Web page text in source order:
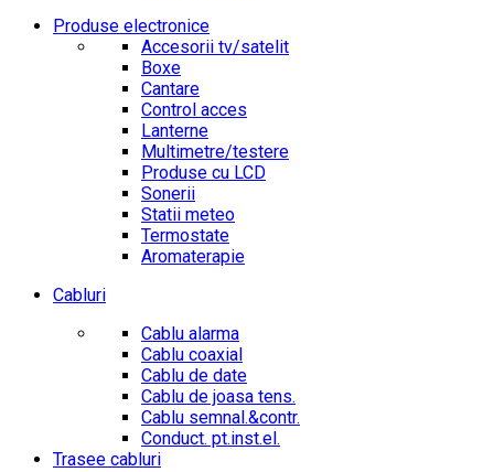
Produse electronice
Accesorii tv/satelit
Boxe
Cantare
Control acces
Lanterne
Multimetre/testere
Produse cu LCD
Sonerii
Statii meteo
Termostate
Aromaterapie
Cabluri
Cablu alarma
Cablu coaxial
Cablu de date
Cablu de joasa tens.
Cablu semnal.&contr.
Conduct. pt.inst.el.
Trasee cabluri